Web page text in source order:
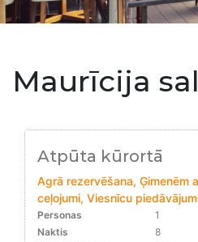
Maurīcija
Atpūta kūrortā
Agrā rezervēšana, Ģimenēm
ceļojumi, Viesnīcu
Personas
1
Naktis
8